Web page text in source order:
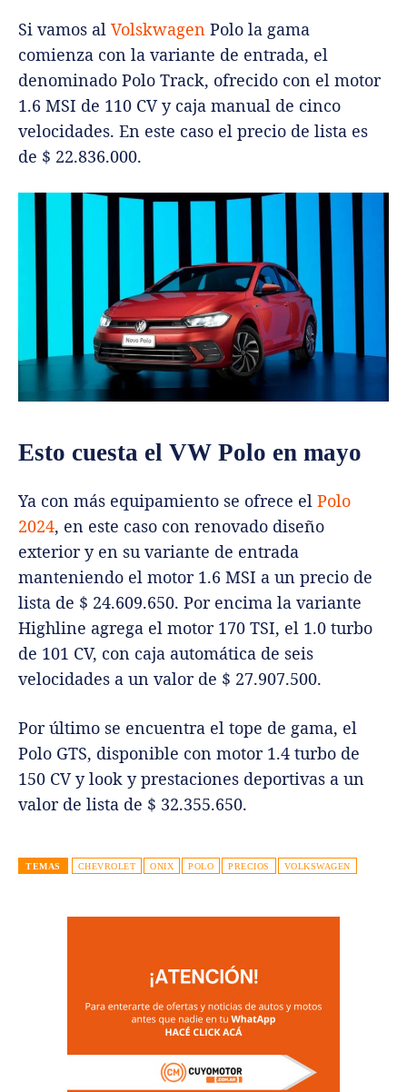
Si vamos al Volskwagen Polo la gama
comienza con la variante de entrada, el
denominado Polo Track, ofrecido con el motor
1.6 MSI de 110 CV y caja manual de cinco
velocidades. En este caso el precio de lista es
de $ 22.836.000.
Esto cuesta el VW Polo en mayo
Ya con más equipamiento se ofrece el Polo
2024, en este caso con renovado diseño
exterior y en su variante de entrada
manteniendo el motor 1.6 MSI a un precio de
lista de $ 24.609.650. Por encima la variante
Highline agrega el motor 170 TSI, el 1.0 turbo
de 101 CV, con caja automática de seis
velocidades a un valor de $ 27.907.500.
Por último se encuentra el tope de gama, el
Polo GTS, disponible con motor 1.4 turbo de
150 CV y look y prestaciones deportivas a un
valor de lista de $ 32.355.650.
TEMAS CHEVROLET ONIX POLO PRECIOS VOLKSWAGEN